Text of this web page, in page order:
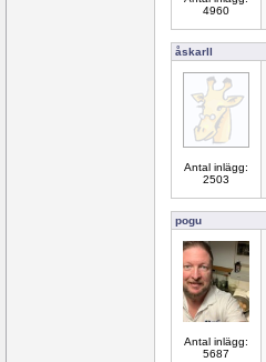
4960
åskarll
Antal inlägg:
2503
pogu
Antal inlägg:
5687